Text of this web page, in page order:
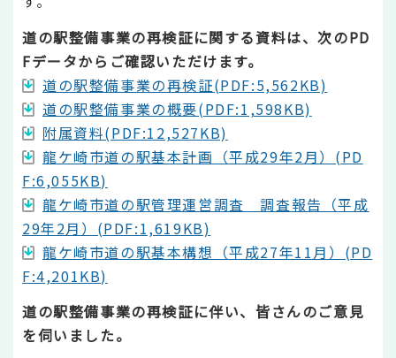
道の駅整備事業の再検証に関する資料は、次のPD
Fデータからご確認いただけます。
道の駅整備事業の再検証(PDF:5,562KB)
道の駅整備事業の概要(PDF:1,598KB)
附属資料(PDF:12,527KB)
龍ケ崎市道の駅基本計画（平成29年2月）(PD
F:6,055KB)
龍ケ崎市道の駅管理運営調査 調査報告（平成
29年2月）(PDF:1,619KB)
龍ケ崎市道の駅基本構想（平成27年11月）(PD
F:4,201KB)
道の駅整備事業の再検証に伴い、皆さんのご意見
を伺いました。